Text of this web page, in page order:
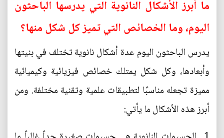
ما أبرز الأشكال النانوية التي يدرسها الباحثون
اليوم، وما الخصائص التي تميز كل شكل منها؟
يدرس الباحثون اليوم عدة أشكال نانوية تختلف في بنيتها
وأبعادها، وكل شكل يمتلك خصائص فيزيائية وكيميائية
مميزة تجعله مناسبًا لتطبيقات علمية وتقنية مختلفة. ومن
أبرز هذه الأشكال ما يأتي: